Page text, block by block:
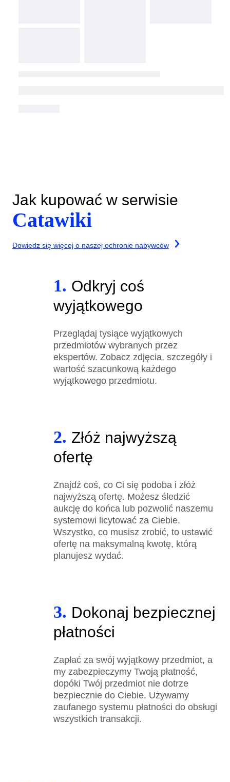
Jak kupować w serwisie
Catawiki
Dowiedz się więcej o naszej ochronie nabywców
1. Odkryj coś
wyjątkowego
Przeglądaj tysiące wyjątkowych
przedmiotów wybranych przez
ekspertów. Zobacz zdjęcia, szczegóły i
wartość szacunkową każdego
wyjątkowego przedmiotu.
2. Złóż najwyższą
ofertę
Znajdź coś, co Ci się podoba i złóż
najwyższą ofertę. Możesz śledzić
aukcję do końca lub pozwolić naszemu
systemowi licytować za Ciebie.
Wszystko, co musisz zrobić, to ustawić
ofertę na maksymalną kwotę, którą
planujesz wydać.
3. Dokonaj bezpiecznej
płatności
Zapłać za swój wyjątkowy przedmiot, a
my zabezpieczymy Twoją płatność,
dopóki Twój przedmiot nie dotrze
bezpiecznie do Ciebie. Używamy
zaufanego systemu płatności do obsługi
wszystkich transakcji.